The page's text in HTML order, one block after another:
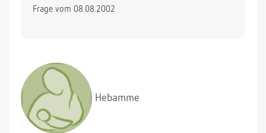
Frage vom 08.08.2002
Hebamme